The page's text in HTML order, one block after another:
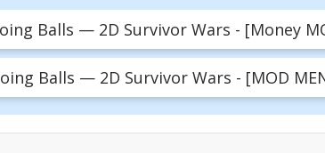
Balls — 2D Survivor Wars - [Money
Balls — 2D Survivor Wars - [MOD